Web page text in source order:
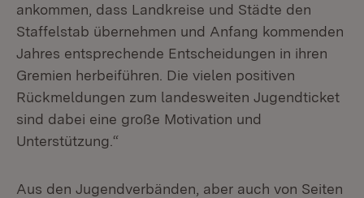
ankommen, dass Landkreise und Städte den
Staffelstab übernehmen und Anfang kommenden
Jahres entsprechende Entscheidungen in ihren
Gremien herbeiführen. Die vielen positiven
Rückmeldungen zum landesweiten Jugendticket
sind dabei eine große Motivation und
Unterstützung.“
Aus den Jugendverbänden, aber auch von Seiten